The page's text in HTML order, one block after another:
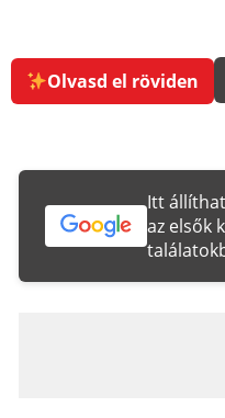
Olvasd el röviden
Itt
az elsők